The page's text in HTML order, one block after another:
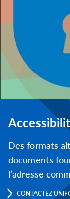
Des formats
documents
l’adresse
CONTACTEZ